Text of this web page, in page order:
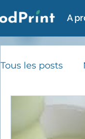
A
Tous les posts